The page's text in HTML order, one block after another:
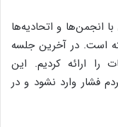
انجمن‌ها و اتحادیه‌ها
است. در آخرین جلسه
ارائه کردیم. این
فشار وارد نشود و در